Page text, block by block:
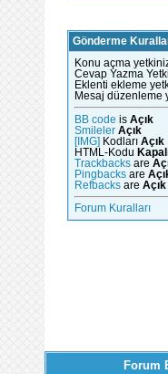
Gönderme
Konu açma
Cevap Yazma
Eklenti ekleme
Mesaj düzenleme
BB code is Açık
Smileler Açık
[IMG] Kodları Açık
HTML-Kodu
Trackbacks are
Pingbacks are
Refbacks are Açık
Forum Kuralları
Forum